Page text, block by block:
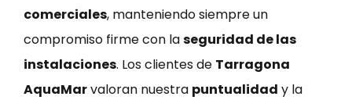
comerciales, manteniendo siempre un
compromiso firme con laseguridad de las
instalaciones. Los clientes de Tarragona
AquaMarvaloran nuestra puntualidad y la